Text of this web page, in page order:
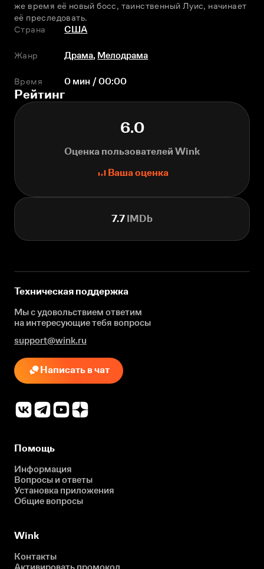
же время её новый босс, таинственный Луис, начинает
её преследовать.
Страна
США
Жанр Драма, Мелодрама
Время 0 мин / 00:00
Рейтинг
6.0
Оценка пользователей Wink
Ваша оценка
7.7 IMDb
Техническая поддержка
Мы с удовольствием ответим
на интересующиетебя вопросы
support@wink.ru
Написать в чат
Помощь
Информация
Вопросы и ответы
Установка приложения
Общие вопросы
Wink
Контакты
Активировать промокод